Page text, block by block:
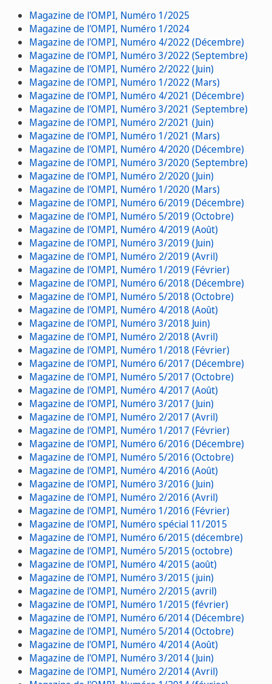
Magazine de l'OMPI, Numéro 1/2025
Magazine de l'OMPI, Numéro 1/2024
Magazine de l'OMPI, Numéro 4/2022 (Décembre)
Magazine de l'OMPI, Numéro 3/2022 (Septembre)
Magazine de l'OMPI, Numéro 2/2022 (Juin)
Magazine de l'OMPI, Numéro 1/2022 (Mars)
Magazine de l'OMPI, Numéro 4/2021 (Décembre)
Magazine de l'OMPI, Numéro 3/2021 (Septembre)
Magazine de l'OMPI, Numéro 2/2021 (Juin)
Magazine de l'OMPI, Numéro 1/2021 (Mars)
Magazine de l'OMPI, Numéro 4/2020 (Décembre)
Magazine de l'OMPI, Numéro 3/2020 (Septembre)
Magazine de l'OMPI, Numéro 2/2020 (Juin)
Magazine de l'OMPI, Numéro 1/2020 (Mars)
Magazine de l'OMPI, Numéro 6/2019 (Décembre)
Magazine de l'OMPI, Numéro 5/2019 (Octobre)
Magazine de l'OMPI, Numéro 4/2019 (Août)
Magazine de l'OMPI, Numéro 3/2019 (Juin)
Magazine de l'OMPI, Numéro 2/2019 (Avril)
Magazine de l'OMPI, Numéro 1/2019 (Février)
Magazine de l'OMPI, Numéro 6/2018 (Décembre)
Magazine de l'OMPI, Numéro 5/2018 (Octobre)
Magazine de l'OMPI, Numéro 4/2018 (Août)
Magazine de l'OMPI, Numéro 3/2018 Juin)
Magazine de l'OMPI, Numéro 2/2018 (Avril)
Magazine de l'OMPI, Numéro 1/2018 (Février)
Magazine de l'OMPI, Numéro 6/2017 (Décembre)
Magazine de l'OMPI, Numéro 5/2017 (Octobre)
Magazine de l'OMPI, Numéro 4/2017 (Août)
Magazine de l'OMPI, Numéro 3/2017 (Juin)
Magazine de l'OMPI, Numéro 2/2017 (Avril)
Magazine de l'OMPI, Numéro 1/2017 (Février)
Magazine de l'OMPI, Numéro 6/2016 (Décembre)
Magazine de l'OMPI, Numéro 5/2016 (Octobre)
Magazine de l'OMPI, Numéro 4/2016 (Août)
Magazine de l'OMPI, Numéro 3/2016 (Juin)
Magazine de l'OMPI, Numéro 2/2016 (Avril)
Magazine de l'OMPI, Numéro 1/2016 (Février)
Magazine de l'OMPI, Numéro spécial 11/2015
Magazine de l'OMPI, Numéro 6/2015 (décembre)
Magazine de l'OMPI, Numéro 5/2015 (octobre)
Magazine de l'OMPI, Numéro 4/2015 (août)
Magazine de l'OMPI, Numéro 3/2015 (juin)
Magazine de l'OMPI, Numéro 2/2015 (avril)
Magazine de l'OMPI, Numéro 1/2015 (février)
Magazine de l'OMPI, Numéro 6/2014 (Décembre)
Magazine de l'OMPI, Numéro 5/2014 (Octobre)
Magazine de l'OMPI, Numéro 4/2014 (Août)
Magazine de l'OMPI, Numéro 3/2014 (Juin)
Magazine de l'OMPI, Numéro 2/2014 (Avril)